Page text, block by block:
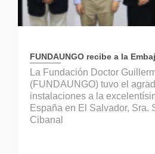
FUNDAUNGO recibe a la
La Fundación Doctor
(FUNDAUNGO) tuvo el
instalaciones a la
España en El Salvador, Sra.
Cibanal